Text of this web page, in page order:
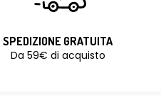
SPEDIZIONE GRATUITA
Da 59€ di acquisto